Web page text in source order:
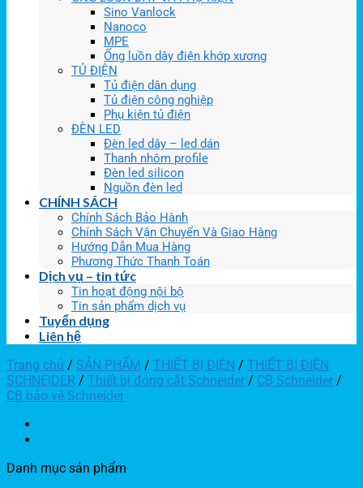
Sino Vanlock
Nanoco
MPE
Ống luồn dây điện khớp xương
TỦ ĐIỆN
Tủ điện dân dụng
Tủ điện công nghiệp
Phụ kiện tủ điện
ĐÈN LED
Đèn led dây – led dán
Thanh nhôm profile
Đèn led silicon
Nguồn đèn led
CHÍNH SÁCH
Chính Sách Bảo Hành
Chính Sách Vận Chuyển Và Giao Hàng
Hướng Dẫn Mua Hàng
Phương Thức Thanh Toán
Dịch vụ – tin tức
Tin hoạt động nội bộ
Tin sản phẩm dịch vụ
Tuyển dụng
Liên hệ
Trang chủ / SẢN PHẨM / THIẾT BỊ ĐIỆN / THIẾT BỊ ĐIỆN
SCHNEIDER / Thiết bị đóng cắt Schneider / CB Schneider /
CB bảo vệ Schneider
Danh mục sản phẩm